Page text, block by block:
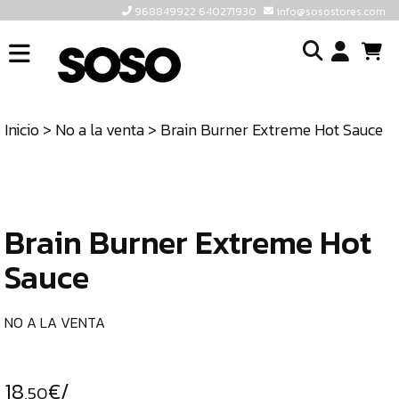
968849922 640271930 info@sosostores.com
INICIO
TIENDA
640271930
INFO@SOSOSTORES.COM
o
Inicio> No a la venta> Brain Burner Extreme Hot Sauce
Brain Burner Extreme Hot
Sauce
NO A LA VENTA
18,50€/